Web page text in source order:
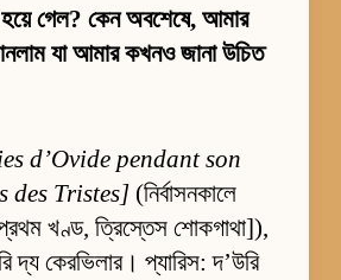
গেল? কেন অবশেষে, আমার
যা আমার কখনও জানা উচিত
d’Ovide pendant son
des Tristes] (নির্বাসনকালে
খণ্ড, ত্রিস্তেস শোকগাথা]),
দ্য কেরভিলার। প্যারিস: দ’উরি